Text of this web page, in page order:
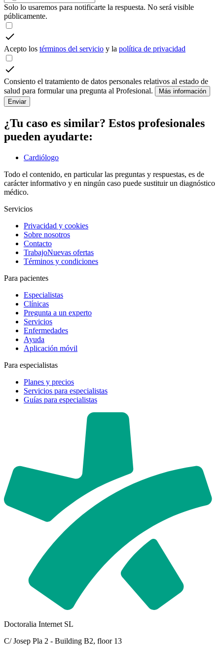
Solo lo usaremos para notificarte la respuesta. No será visible
públicamente.
Acepto los términos del servicio y la política de privacidad
Consiento el tratamiento de datos personales relativos al estado de
salud para formular una pregunta al Profesional.
Más información
Enviar
¿Tu caso es similar? Estos profesionales
pueden ayudarte:
Cardiólogo
Todo el contenido, en particular las preguntas y respuestas, es de
carácter informativo y en ningún caso puede sustituir un diagnóstico
médico.
Servicios
Privacidad y cookies
Sobre nosotros
Contacto
TrabajoNuevas ofertas
Términos y condiciones
Para pacientes
Especialistas
Clínicas
Pregunta a un experto
Servicios
Enfermedades
Ayuda
Aplicación móvil
Para especialistas
Planes y precios
Servicios para especialistas
Guías para especialistas
Doctoralia Internet SL
C/ Josep Pla 2 - Building B2, floor 13